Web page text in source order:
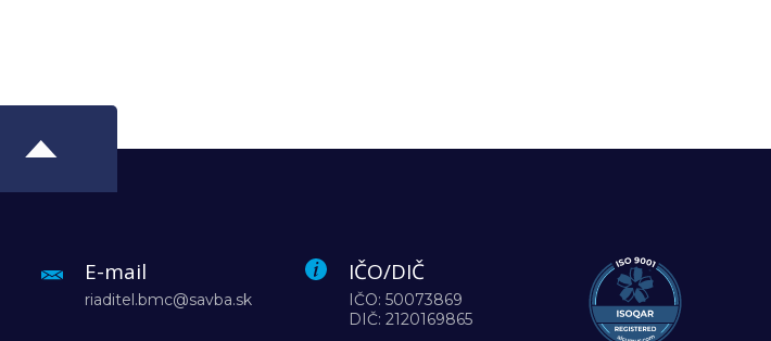
E-mail
riaditel.bmc@savba.sk
IČO/DIČ
IČO: 50073869
DIČ: 2120169865